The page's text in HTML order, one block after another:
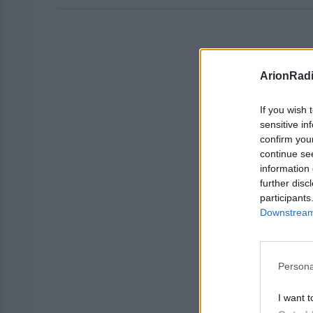
If you wish
sensitive
confirm
continue
information
further
I want